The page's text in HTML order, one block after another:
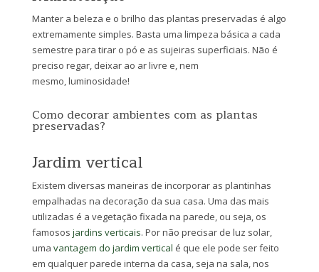
Manter a beleza e o brilho das plantas preservadas é algo
extremamente simples. Basta uma limpeza básica a cada
semestre para tirar o pó e as sujeiras superficiais. Não é
preciso regar, deixar ao ar livre e, nem
mesmo, luminosidade!
Como decorar ambientes com as plantas
preservadas?
Jardim vertical
Existem diversas maneiras de incorporar as plantinhas
empalhadas na decoração da sua casa. Uma das mais
utilizadas é a vegetação fixada na parede, ou seja, os
famosos jardins verticais. Por não precisar de luz solar,
uma vantagem do jardim vertical é que ele pode ser feito
em qualquer parede interna da casa, seja na sala, nos